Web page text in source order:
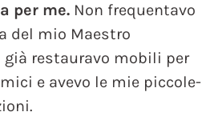
per me. Non frequentavo
del mio Maestro
già restauravo mobili per
e avevo le mie piccole-